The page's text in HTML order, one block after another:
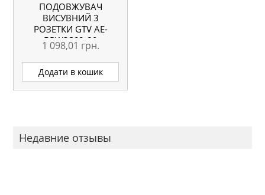
ПОДОВЖУВАЧ
ВИСУВНИЙ 3
РОЗЕТКИ GTV AE-
BPW3S60-80
(SCHUCKO) СІРИЙ ІЗ
ПРОВОДОМ 1,5
МЕТРА
1 098,01 грн.
Додати в кошик
Недавние отзывы